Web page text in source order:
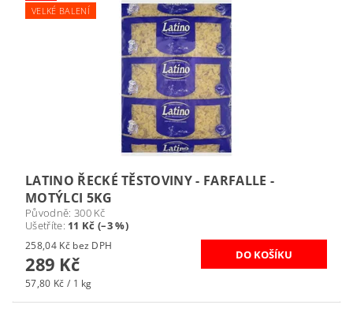
VELKÉ BALENÍ
LATINO ŘECKÉ TĚSTOVINY - FARFALLE -
MOTÝLCI 5KG
Původně: 300 Kč
Ušetříte: 11 Kč (–3 %)
258,04 Kč bez DPH
289 Kč
57,80 Kč / 1 kg